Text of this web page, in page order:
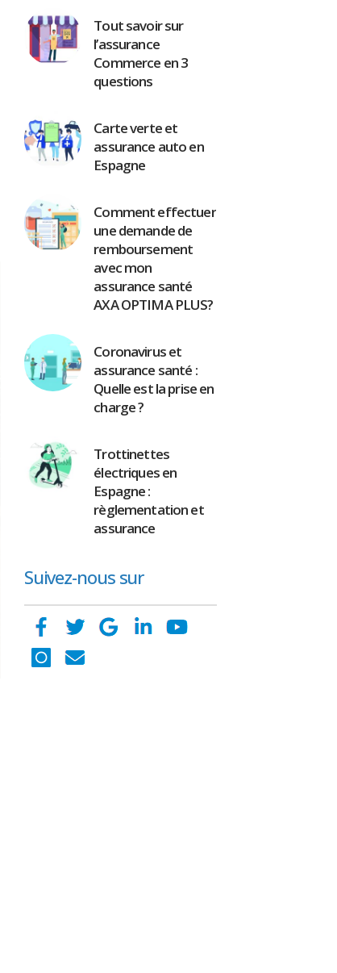
Tout savoir sur
l’assurance
Commerce en 3
questions
Carte verte et
assurance auto en
Espagne
Comment effectuer
une demande de
remboursement
avec mon
assurance santé
AXA OPTIMA PLUS?
Coronavirus et
assurance santé :
Quelle est la prise en
charge ?
Trottinettes
électriques en
Espagne :
règlementation et
assurance
Suivez-nous sur